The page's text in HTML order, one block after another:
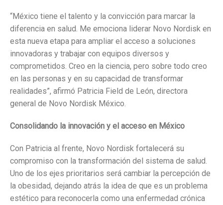
“México tiene el talento y la convicción para marcar la
diferencia en salud. Me emociona liderar Novo Nordisk en
esta nueva etapa para ampliar el acceso a soluciones
innovadoras y trabajar con equipos diversos y
comprometidos. Creo en la ciencia, pero sobre todo creo
en las personas y en su capacidad de transformar
realidades”, afirmó Patricia Field de León, directora
general de Novo Nordisk México.
Consolidando la innovación y el acceso en México
Con Patricia al frente, Novo Nordisk fortalecerá su
compromiso con la transformación del sistema de salud.
Uno de los ejes prioritarios será cambiar la percepción de
la obesidad, dejando atrás la idea de que es un problema
estético para reconocerla como una enfermedad crónica